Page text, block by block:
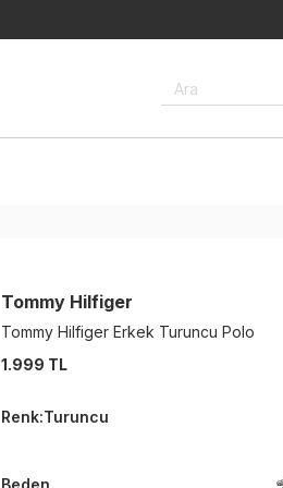
Ara
Tommy Hilfiger
Tommy Hilfiger Erkek Turuncu Polo
1.999 TL
Renk:Turuncu
Beden